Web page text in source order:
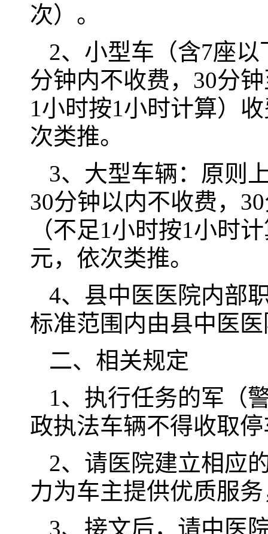
次）。
2、小型车（含7座
分钟内不收费，30分
1小时按1小时计算）
次类推。
3、大型车辆：原则
30分钟以内不收费，
（不足1小时按1小时
元，依次类推。
4、县中医医院内部
标准范围内由县中医
二、相关规定
1、执行任务的军（
政执法车辆不得收取
2、请医院建立相应
力为车主提供优质服
3、接文后，请中医